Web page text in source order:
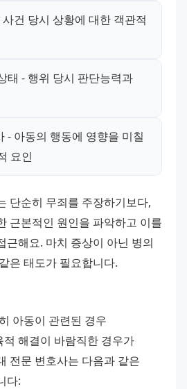
건 당시 상황에 대한 객관적
태 - 행위 당시 판단능력과
- 아동의 행동에 영향을 미칠
요인
단순히 무죄를 주장하기보다,
근본적인 원인을 파악하고 이를
근해요. 마치 증상이 아닌 병의
은 태도가 필요합니다.
아동이 관련된 경우
해결이 바람직한 경우가
전문 변호사는 다음과 같은
다: